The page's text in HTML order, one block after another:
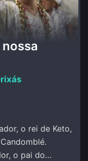
o rei de Keto,
o pai do